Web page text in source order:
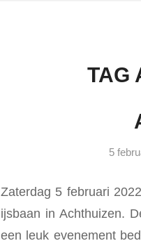
TAG
5
Zaterdag 5 februari
ijsbaan in Achthuizen.
een leuk evenement